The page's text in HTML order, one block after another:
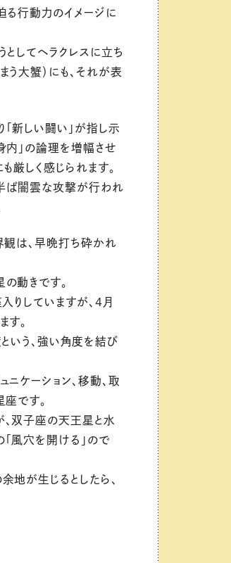
る行動力のイメージに
としてヘラクレスに立ち
う大蟹）にも、それが表
新しい闘い」が指し示
内」の論理を増幅させ
厳しく感じられます。
ば闇雲な攻撃が行われ
観は、早晩打ち砕かれ
動きです。
りしていますが、4月
す。
いう、強い角度を結び
ケーション、移動、取
です。
双子座の天王星と水
風穴を開ける」ので
地が生じるとしたら、